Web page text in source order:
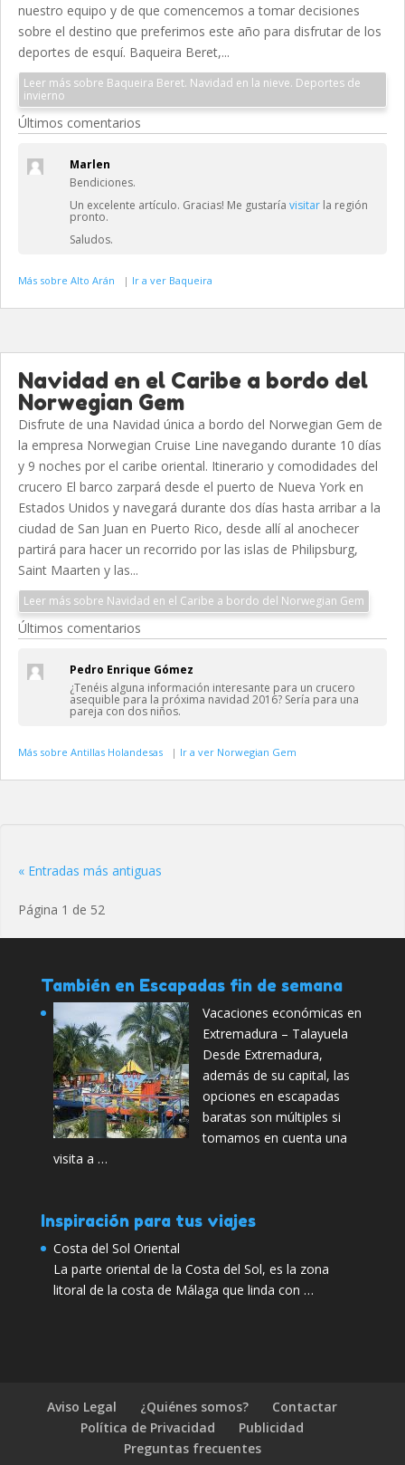
nuestro equipo y de que comencemos a tomar decisiones
sobre el destino que preferimos este año para disfrutar de los
deportes de esquí. Baqueira Beret,...
Leer más sobre Baqueira Beret. Navidad en la nieve. Deportes de
invierno
Últimos comentarios
Marlen
Bendiciones.
Un excelente artículo. Gracias! Me gustaría visitar
pronto.
Saludos.
Más sobre Alto Arán | Ir a ver Baqueira
Navidad en el Caribe a bordo del
Norwegian Gem
Disfrute de una Navidad única a bordo del Norwegian Gem de
la empresa Norwegian Cruise Line navegando durante 10 días
y 9 noches por el caribe oriental. Itinerario y comodidades del
crucero El barco zarpará desde el puerto de Nueva York en
Estados Unidos y navegará durante dos días hasta arribar a la
ciudad de San Juan en Puerto Rico, desde allí al anochecer
partirá para hacer un recorrido por las islas de Philipsburg,
Saint Maarten y las...
Leer más sobre Navidad en el Caribe a bordo del Norwegian Gem
Últimos comentarios
Pedro Enrique Gómez
¿Tenéis alguna información interesante para un crucero
asequible para la próxima navidad 2016? Sería para una
pareja con dos niños.
Más sobre Antillas Holandesas | Ir a ver Norwegian Gem
« Entradas más antiguas
Página 1 de 52
También en Escapadas fin de semana
Vacaciones económicas en
Extremadura – Talayuela
Desde Extremadura,
además de su capital, las
opciones en escapadas
baratas son múltiples si
tomamos en cuenta una
visita a …
Inspiración para tus viajes
Costa del Sol Oriental
La parte oriental de la Costa del Sol, es la zona
litoral de la costa de Málaga que linda con …
Aviso Legal ¿Quiénes somos?
Contactar
Política de Privacidad
Publicidad
Preguntas frecuentes